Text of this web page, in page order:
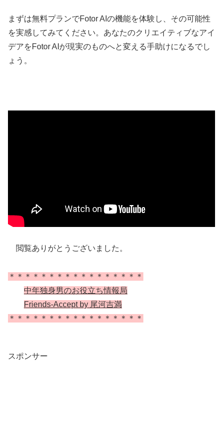
まずは無料プランでFotor AIの機能を体験し、その可能性
を実感してみてください。あなたのクリエイティブなアイ
デアをFotor AIが現実のものへと変える手助けになるでし
ょう。
閲覧ありがとうございました。
＊＊＊＊＊＊＊＊＊＊＊＊＊＊＊＊＊
中年独身男のお役立ち情報局
Friends-Accept by 尾河吉満
＊＊＊＊＊＊＊＊＊＊＊＊＊＊＊＊＊
スポンサー